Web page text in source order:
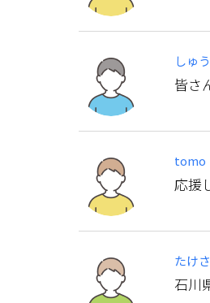
しゅう
皆さ
tomo
応援
たけ
石川